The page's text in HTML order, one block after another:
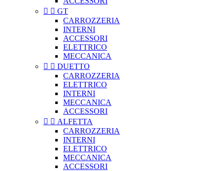
  GT
CARROZZERIA
INTERNI
ACCESSORI
ELETTRICO
MECCANICA
  DUETTO
CARROZZERIA
ELETTRICO
INTERNI
MECCANICA
ACCESSORI
  ALFETTA
CARROZZERIA
INTERNI
ELETTRICO
MECCANICA
ACCESSORI